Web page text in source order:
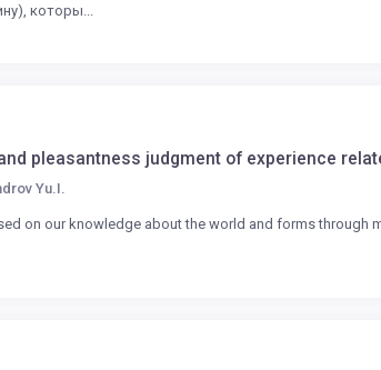
которы...
pleasantness judgment of experience
Yu.I.
on our knowledge about the world and forms through